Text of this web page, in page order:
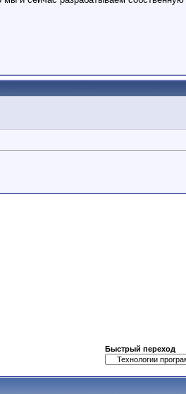
Быстрый переход